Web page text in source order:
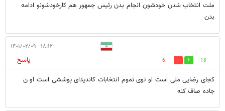
ملت انتخاب شدن خودشون انجام بدن رئیس جمهور هم کارخودشونو ادامه
بدن
۱۸:۱۲ - ۱۴۰۱/۰۲/۰۹
18
6
پاسخ
کجای رضایی ملی است او توی تموم انتخابات کاندیدای پوششی است او ن
جاده صاف کنه